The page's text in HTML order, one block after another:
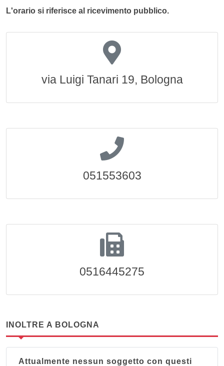
L'orario si riferisce al ricevimento pubblico.
via Luigi Tanari 19, Bologna
051553603
0516445275
INOLTRE A BOLOGNA
Attualmente nessun soggetto con questi